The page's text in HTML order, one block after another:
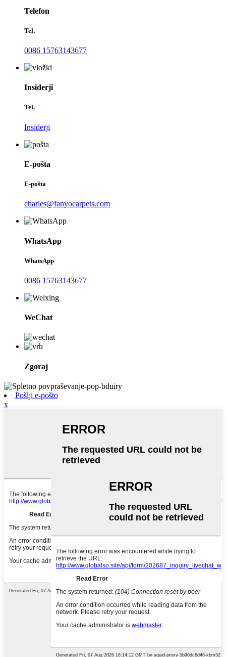
Telefon
Tel.
0086 15763143677
Insiderji
Tel.
Insiderji
E-pošta
E-pošta
charles@fanyocarpets.com
WhatsApp
WhatsApp
0086 15763143677
WeChat
Zgoraj
Pošlji e-pošto
x